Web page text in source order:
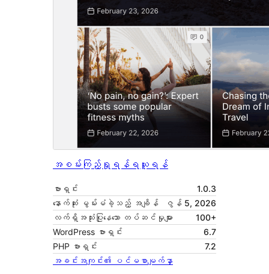
အစမ်းကြည့်ရှုရန် ရယူရန်
ဗားရှင်း
1.0.3
နောက်ဆုံး မွမ်းမံခဲ့သည့် အချိန်
ဇွန် 5, 2026
လက်ရှိအသုံးပြုနေသော တပ်ဆင်မှုများ
100+
WordPress ဗားရှင်း
6.7
PHP ဗားရှင်း
7.2
အခင်းအကျင်း၏ ပင်မစာမျက်နှာ